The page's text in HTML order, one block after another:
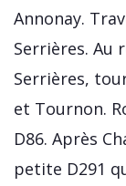
Annonay.
Serrières. Au
Serrières,
et Tournon.
D86. Après
petite D291